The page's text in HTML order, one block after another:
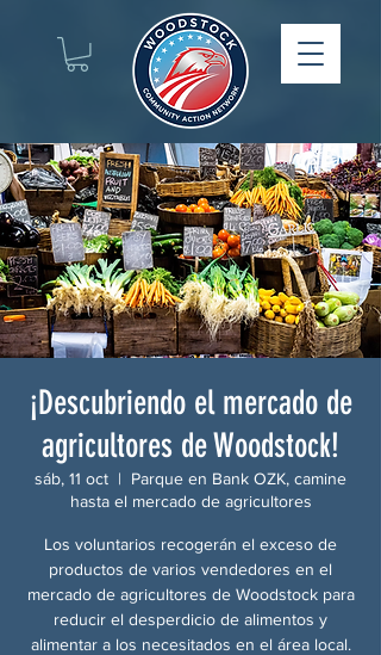
¡Descubriendo el mercado de
agricultores de Woodstock!
sáb, 11 oct
  |
Parque en Bank OZK, camine
hasta el mercado de agricultores
Los voluntarios recogerán el exceso de
productos de varios vendedores en el
mercado de agricultores de Woodstock para
reducir el desperdicio de alimentos y
alimentar a los necesitados en el área local.